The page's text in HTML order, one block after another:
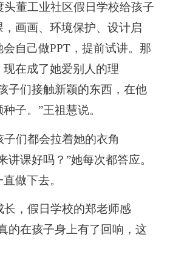
头董工业社区假日学校给孩子
画画、环境保护、设计启
自己做PPT，提前试讲。那
在成了她爱别人的理
子们接触新颖的东西，在他
子。”王祖慧说。
们都会拉着她的衣角
讲课好吗？”她每次都答应。
做下去。
长，假日学校的郑老师感
的在孩子身上有了回响，这